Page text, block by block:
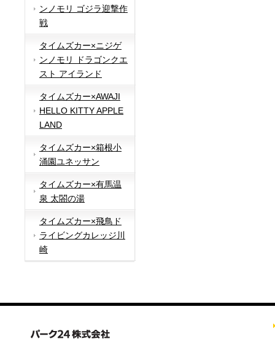
ンノモリ ゴジラ迎撃作
戦
タイムズカー×ニジゲ
ンノモリ ドラゴンクエ
スト アイランド
タイムズカー×AWAJI
HELLO KITTY APPLE
LAND
タイムズカー×箱根小
涌園ユネッサン
タイムズカー×有馬温
泉 太閤の湯
タイムズカー×飛鳥ド
ライビングカレッジ川
崎